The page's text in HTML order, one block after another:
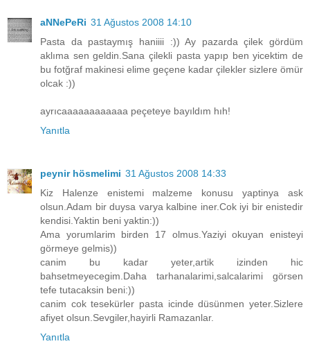
aNNePeRi 31 Ağustos 2008 14:10
Pasta da pastaymış haniiii :)) Ay pazarda çilek gördüm
aklıma sen geldin.Sana çilekli pasta yapıp ben yicektim de
bu fotğraf makinesi elime geçene kadar çilekler sizlere ömür
olcak :))
ayrıcaaaaaaaaaaaa peçeteye bayıldım hıh!
Yanıtla
peynir hösmelimi 31 Ağustos 2008 14:33
Kiz Halenze enistemi malzeme konusu yaptinya ask
olsun.Adam bir duysa varya kalbine iner.Cok iyi bir enistedir
kendisi.Yaktin beni yaktin:))
Ama yorumlarim birden 17 olmus.Yaziyi okuyan enisteyi
görmeye gelmis))
canim bu kadar yeter,artik izinden hic
bahsetmeyecegim.Daha tarhanalarimi,salcalarimi görsen
tefe tutacaksin beni:))
canim cok tesekürler pasta icinde düsünmen yeter.Sizlere
afiyet olsun.Sevgiler,hayirli Ramazanlar.
Yanıtla